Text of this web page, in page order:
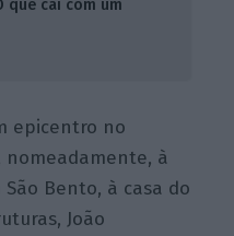
que cai com um
epicentro no
nomeadamente, à
Bento, à casa do
João